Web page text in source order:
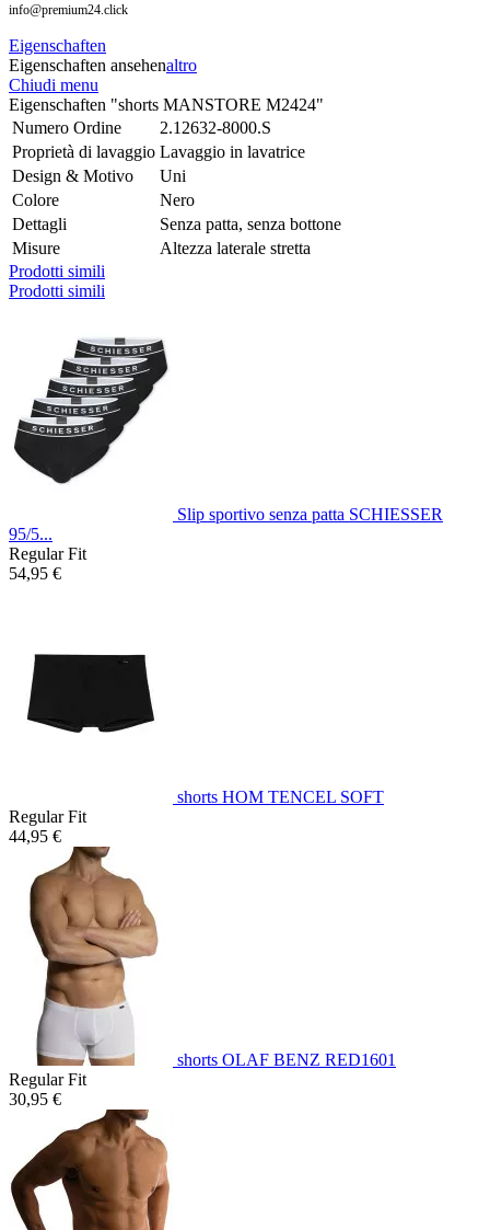
info@premium24.click
Eigenschaften
Eigenschaften ansehenaltro
Chiudi menu
Eigenschaften "shorts MANSTORE M2424"
Numero Ordine
2.12632-8000.S
Proprietà di lavaggio Lavaggio in lavatrice
Design & Motivo
Uni
Colore
Nero
Dettagli
Senza patta, senza bottone
Misure
Altezza laterale stretta
Prodotti simili
Prodotti simili
Slip sportivo senza patta SCHIESSER
95/5...
Regular Fit
54,95 €
shorts HOM TENCEL SOFT
Regular Fit
44,95 €
shorts OLAF BENZ RED1601
Regular Fit
30,95 €